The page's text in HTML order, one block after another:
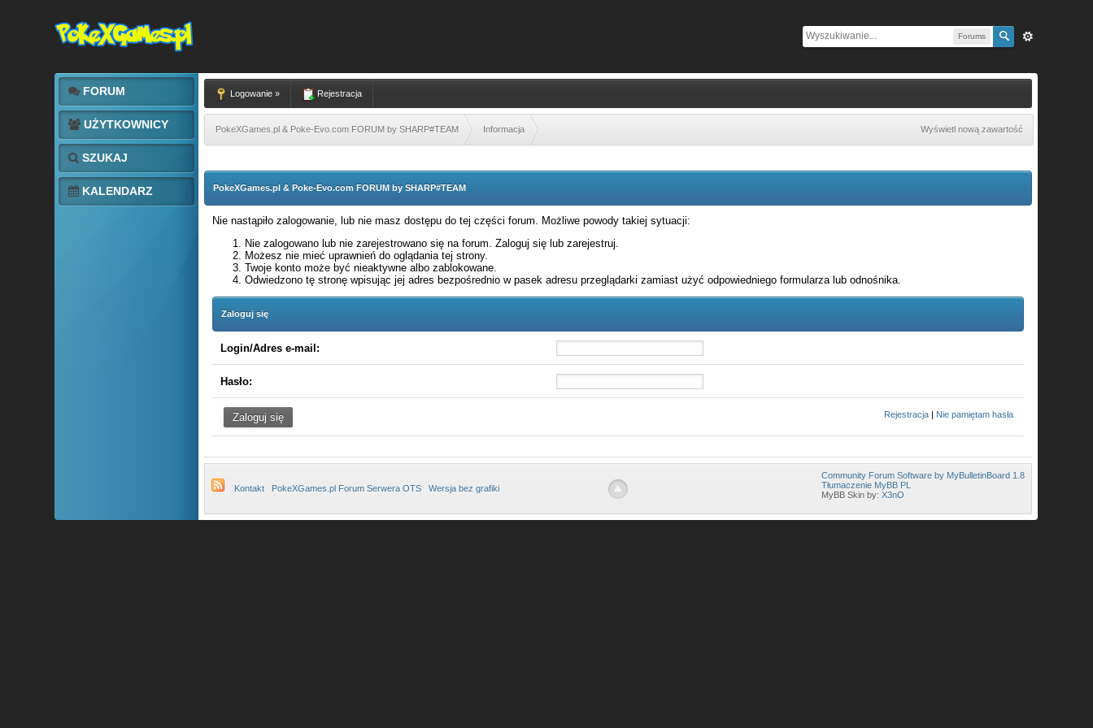
Forums
FORUM
UŻYTKOWNICY
SZUKAJ
KALENDARZ
Logowanie » Rejestracja
PokeXGames.pl & Poke-Evo.com FORUM by SHARP#TEAM Informacja Wyświetl nową zawartość
PokeXGames.pl & Poke-Evo.com FORUM by SHARP#TEAM
Nie nastąpiło zalogowanie, lub nie masz dostępu do tej części forum. Możliwe powody takiej sytuacji:
Nie zalogowano lub nie zarejestrowano się na forum. Zaloguj się lub zarejestruj.
Możesz nie mieć uprawnień do oglądania tej strony.
Twoje konto może być nieaktywne albo zablokowane.
Odwiedzono tę stronę wpisując jej adres bezpośrednio w pasek adresu przeglądarki zamiast użyć odpowiedniego formularza lub odnośnika.
Zaloguj się
Login/Adres e-mail:
Hasło:
Rejestracja | Nie pamiętam hasła
Kontakt PokeXGames.pl Forum Serwera OTS Wersja bez grafiki
Community Forum Software by MyBulletinBoard 1.8
Tłumaczenie MyBB PL
MyBB Skin by:X3nO